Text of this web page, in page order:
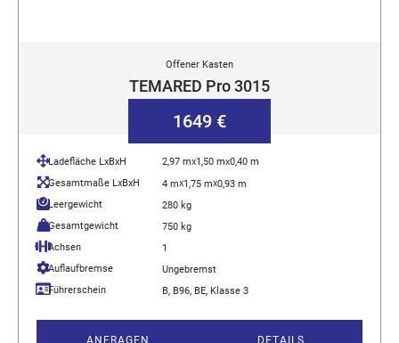
Offener Kasten
TEMARED Pro 3015
1649 €
Ladefläche LxBxH 2,97 mx1,50 mx0,40 m
Gesamtmaße LxBxH
4 mx1,75 mx0,93 m
Leergewicht
280 kg
Gesamtgewicht
750 kg
Achsen
1
Auflaufbremse
Ungebremst
Führerschein
B, B96, BE, Klasse 3
ANFRAGEN DETAILS